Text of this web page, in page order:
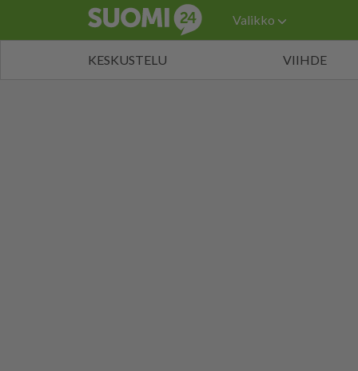
Valikko
KESKUSTELU VIIHDE